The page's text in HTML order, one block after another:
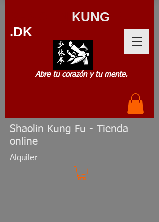
KUNG
.DK
Abre tu corazón y tu mente.
Shaolin Kung Fu - Tienda
online
Alquiler